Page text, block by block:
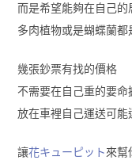
而是希望能夠在自己
多肉植物或是蝴蝶蘭
幾張鈔票有找的價格
不需要在自己重的要命
放在車裡自己運送可能
讓花キューピット來幫